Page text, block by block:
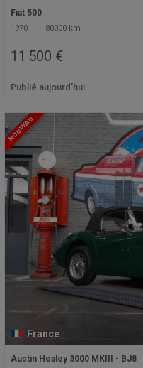
Fiat 500
1970 80000 km
11 500 €
Publié aujourd'hui
NOUVEAU
France
Austin Healey 3000 MKIII - BJ8